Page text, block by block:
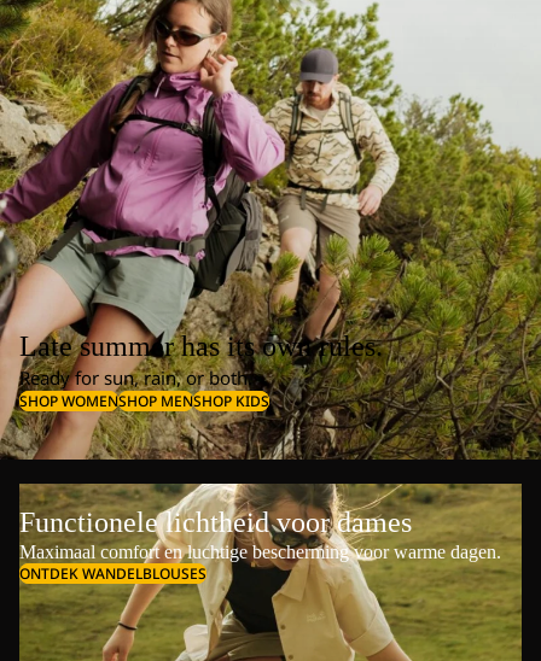
Late summer has its own rules.
Ready for sun, rain, or both.
SHOP WOMENSHOP MENSHOP KIDS
Functionele lichtheid voor dames
Maximaal comfort en luchtige bescherming voor warme dagen.
ONTDEK WANDELBLOUSES